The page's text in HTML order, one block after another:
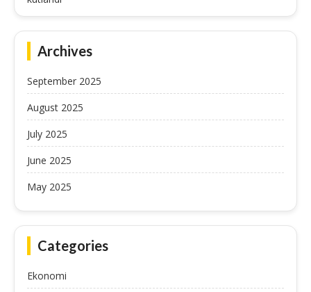
Archives
September 2025
August 2025
July 2025
June 2025
May 2025
Categories
Ekonomi